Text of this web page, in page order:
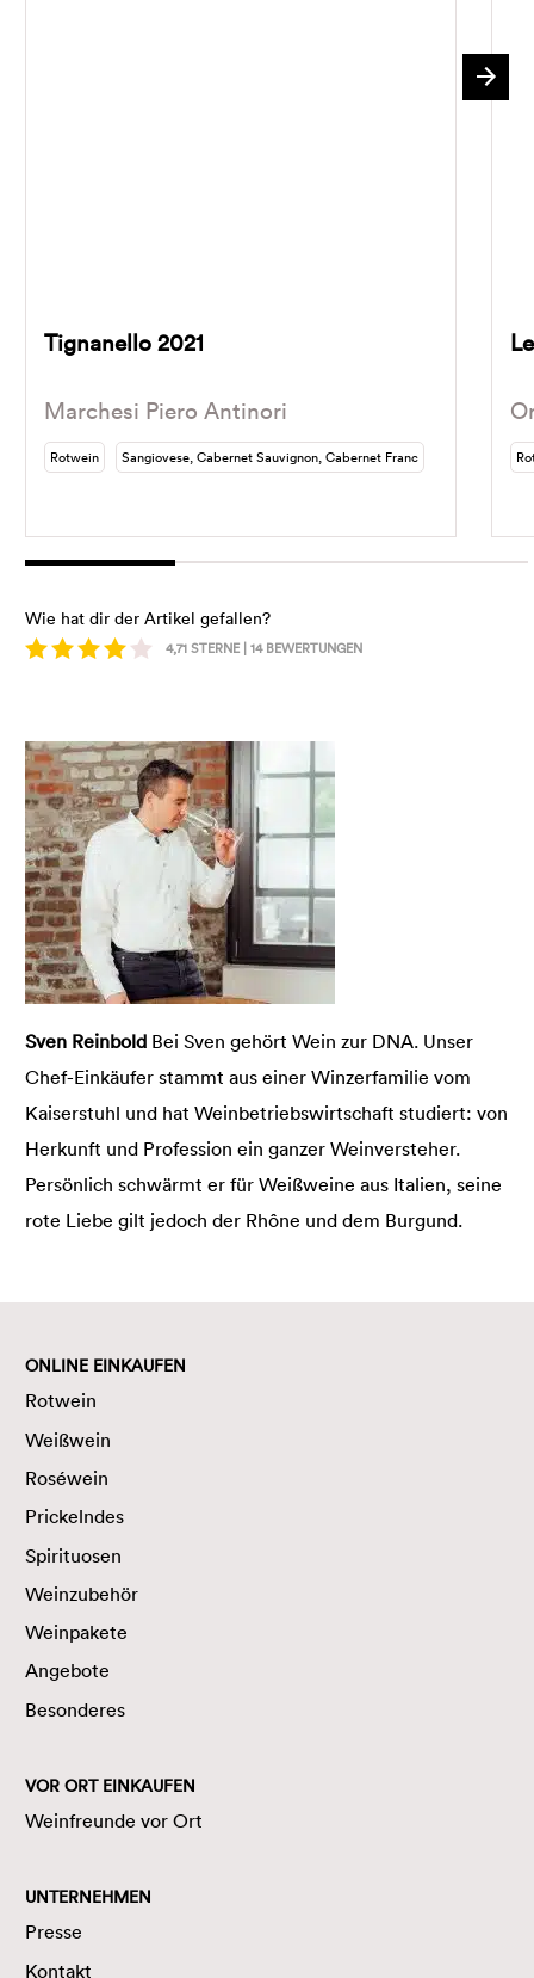
Tignanello 2021
Marchesi Piero Antinori
Rotwein Sangiovese, Cabernet Sauvignon, Cabernet Franc
Wie hat dir der Artikel gefallen?
4,71STERNE | 14BEWERTUNGEN
Sven Reinbold Bei Sven gehört Wein zur DNA. Unser
Chef-Einkäufer stammt aus einer Winzerfamilie vom
Kaiserstuhl und hat Weinbetriebswirtschaft studiert: von
Herkunft und Profession ein ganzer Weinversteher.
Persönlich schwärmt er für Weißweine aus Italien, seine
rote Liebe gilt jedoch der Rhône und dem Burgund.
ONLINE EINKAUFEN
Rotwein
Weißwein
Roséwein
Prickelndes
Spirituosen
Weinzubehör
Weinpakete
Angebote
Besonderes
VOR ORT EINKAUFEN
Weinfreunde vor Ort
UNTERNEHMEN
Presse
Kontakt